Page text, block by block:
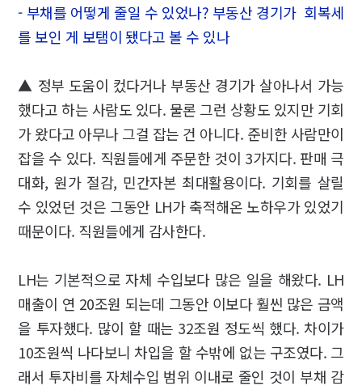
- 부채를 어떻게 줄일 수 있었나? 부동산 경기가 회복세
를 보인 게 보탬이 됐다고 볼 수 있나
▲ 정부 도움이 컸다거나 부동산 경기가 살아나서 가능
했다고 하는 사람도 있다. 물론 그런 상황도 있지만 기회
가 왔다고 아무나 그걸 잡는 건 아니다. 준비한 사람만이
잡을 수 있다. 직원들에게 주문한 것이 3가지다. 판매 극
대화, 원가 절감, 민간자본 최대활용이다. 기회를 살릴
수 있었던 것은 그동안 LH가 축적해온 노하우가 있었기
때문이다. 직원들에게 감사한다.
LH는 기본적으로 자체 수입보다 많은 일을 해왔다. LH
매출이 연 20조원 되는데 그동안 이보다 훨씬 많은 금액
을 투자했다. 많이 할 때는 32조원 정도씩 했다. 차이가
10조원씩 나다보니 차입을 할 수밖에 없는 구조였다. 그
래서 투자비를 자체수입 범위 이내로 줄인 것이 부채 감